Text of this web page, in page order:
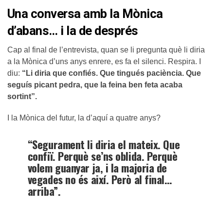
Una conversa amb la Mònica
d’abans… i la de després
Cap al final de l’entrevista, quan se li pregunta què li diria
a la Mònica d’uns anys enrere, es fa el silenci. Respira. I
diu: “Li diria que confiés. Que tingués paciència. Que
seguís picant pedra, que la feina ben feta acaba
sortint”.
I la Mònica del futur, la d’aquí a quatre anys?
“Segurament li diria el mateix. Que
confiï. Perquè se’ns oblida. Perquè
volem guanyar ja, i la majoria de
vegades no és així. Però al final…
arriba”.